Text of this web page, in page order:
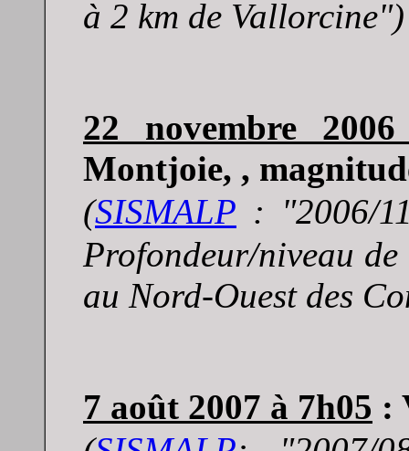
à 2 km de Vallorcine")
22 novembre
Montjoie, ,
(SISMALP : "2006/
Profondeur/niveau
au Nord-Ouest des
7 août 2007 à 7h05 :